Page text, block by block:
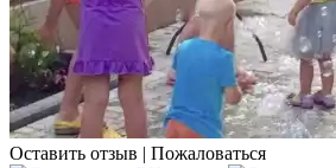
Оставить отзыв | Пожаловаться